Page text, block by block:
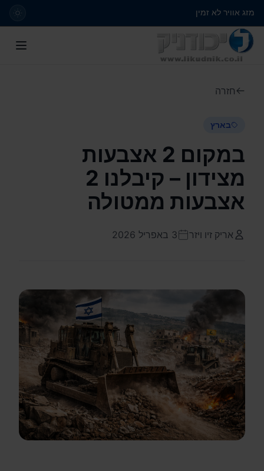
מזג אוויר לא זמין
חזרה
בארץ
במקום 2 אצבעות
מצידון – קיבלנו 2
אצבעות ממטולה
אריק זיו ויזר 3 באפריל 2026